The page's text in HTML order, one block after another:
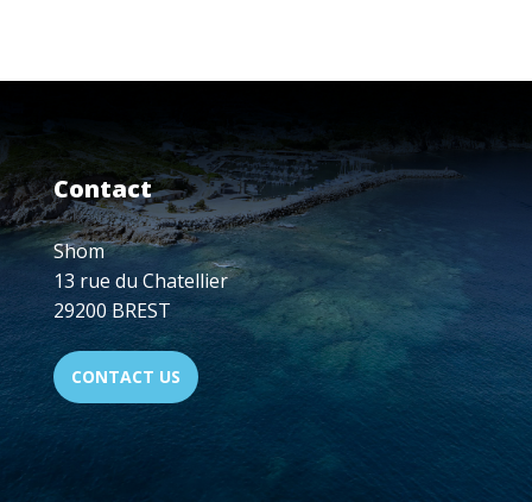
Contact
Shom
13 rue du Chatellier
29200 BREST
CONTACT US